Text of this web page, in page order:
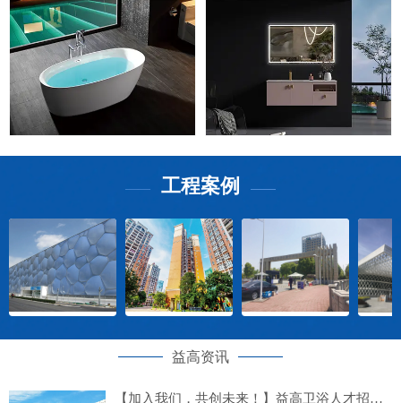
—— 工程案例 ——
益高资讯
【加入我们，共创未来！】益高卫浴人才招募计划正式启动